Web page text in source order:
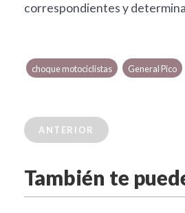
correspondientes y
choque motociclistas General Pico
ANTERIOR
También te